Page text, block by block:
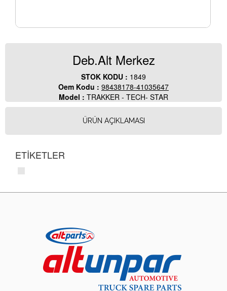
Deb.Alt Merkez
STOK KODU : 1849
Oem Kodu : 98438178-41035647
Model : TRAKKER - TECH- STAR
ÜRÜN AÇIKLAMASI
ETİKETLER